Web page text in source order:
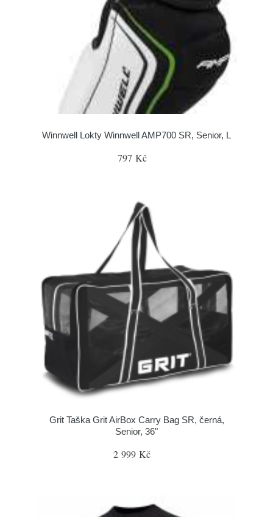
Winnwell Lokty Winnwell AMP700 SR, Senior, L
797 Kč
Grit Taška Grit AirBox Carry Bag SR, černá,
Senior, 36"
2 999 Kč